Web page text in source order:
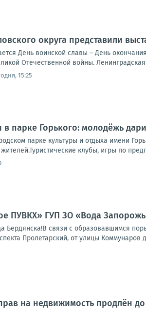
округа представили
День воинской славы – День
Отечественной войны.
15:25
в парке Горького: молодёжь
парке культуры и отдыха имени
клубы, игры по
ПУВКХ» ГУП ЗО «Вода
Бердянска!В связи с образовавшимся
Пролетарский, от улицы Коммунаров
на недвижимость продлён до